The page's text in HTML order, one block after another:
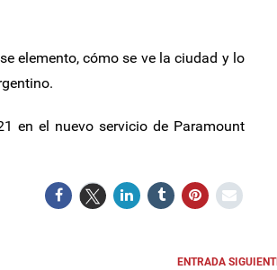
elemento, cómo se ve la ciudad y lo
en el nuevo servicio de Paramount
ENTRADA